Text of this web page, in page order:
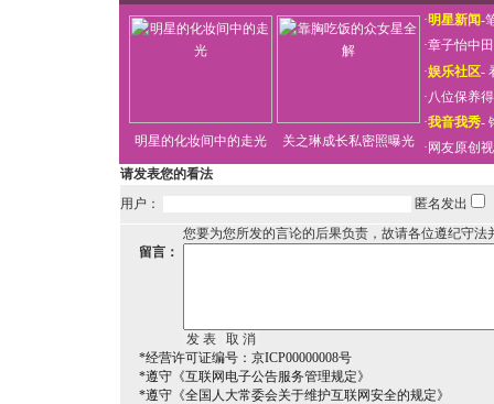
明星的化妆间中的走光 关之琳成长私密照曝光
·明星新闻-
·章子怡中
·娱乐社区-
·八位保养
·我音我秀-
· 网友原创
请发表您的看法
用户：
匿名发出
您要为您所发的言论的后果负责，故请各位遵纪守法
留言：
*经营许可证编号：京ICP00000008号
*遵守《互联网电子公告服务管理规定》
*遵守《全国人大常委会关于维护互联网安全的规定》